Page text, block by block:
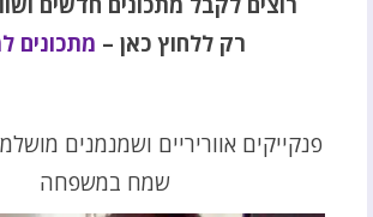
רק ללחוץ כאן – מתכונים
פנקייקים אווריריים ושמנמנים
שמח במשפחה